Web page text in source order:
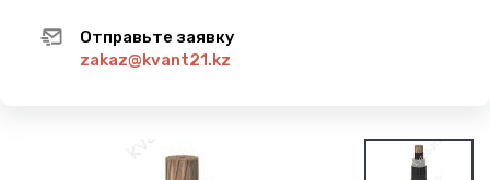
Отправьте заявку
zakaz@kvant21.kz